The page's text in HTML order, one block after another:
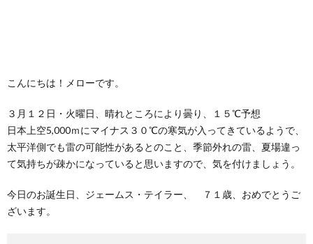
こんにちは！メローです。
３月１２日・火曜日、晴れところにより曇り、１５℃予想
日本上空5,000ｍにマイナス３０℃の寒気が入ってきているようで、
太平洋側でも雷の可能性があるとのこと、季節外れの雷、夏場違っ
て気持ちが疎かになっていると思いますので、気を付けましょう。
今日のお誕生日、ジェームス・テイラー、 ７１歳、おめでとうご
ざいます。